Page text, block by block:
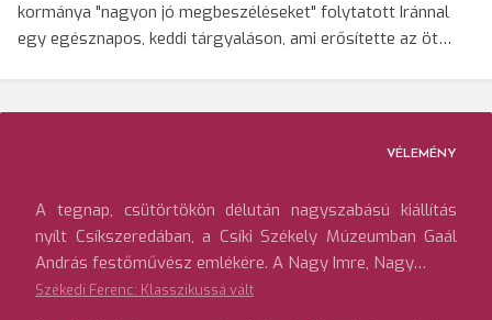
kormánya "nagyon jó megbeszéléseket" folytatott Iránnal
egy egésznapos, keddi tárgyaláson, ami erősítette az öt…
VÉLEMÉNY
A tegnap, csütörtökön délután nagyszabású kiállítás
nyílt Csíkszeredában, a Csíki Székely Múzeumban Gaál
András festőművész emlékére. A Nagy Imre, Nagy…
Székedi Ferenc: Klasszikussá vált